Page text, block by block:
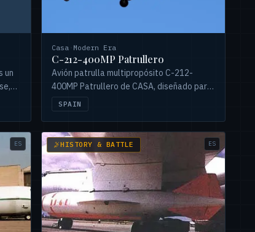
un
Casa Modern Era
C-212-400MP Patrullero
Avión patrulla multipropósito C-212-
400MP Patrullero de CASA, diseñado para
vigilancia marítima, con avanzada aviónica
SPAIN
ES HISTORY & BATTLE ES